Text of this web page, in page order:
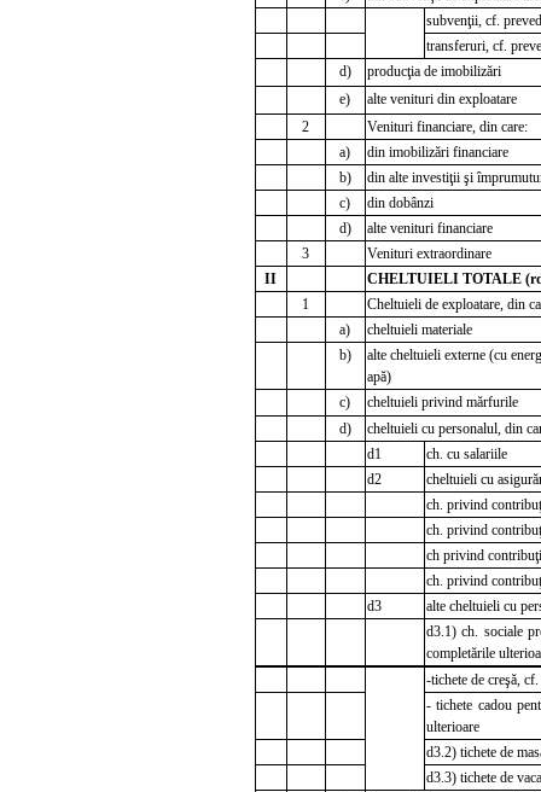
subvenţii, cf.
transferuri, cf.
d)
producţia de imobilizări
e)
alte venituri din exploatare
2
Venituri financiare, din care:
a)
din imobilizări financiare
b)
din alte investiţii şi
c)
din dobânzi
d)
alte venituri financiare
3
Venituri extraordinare
II
CHELTUIELI TOTALE
1
Cheltuieli de exploatare, din
a)
cheltuieli materiale
b)
alte cheltuieli externe (cu
apă)
c)
cheltuieli privind mărfurile
d)
cheltuieli cu personalul, din
d1
ch. cu salariile
d2
cheltuieli cu
ch. privind
ch. privind
ch privind
ch. privind
d3
alte cheltuieli cu
d3.1) ch. sociale
completările
-tichete de creşă,
- tichete cadou
ulterioare
d3.2) tichete de
d3.3) tichete de